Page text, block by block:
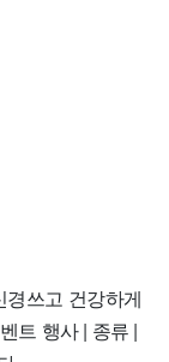
쓰고 건강하게
트 행사 | 종류 |